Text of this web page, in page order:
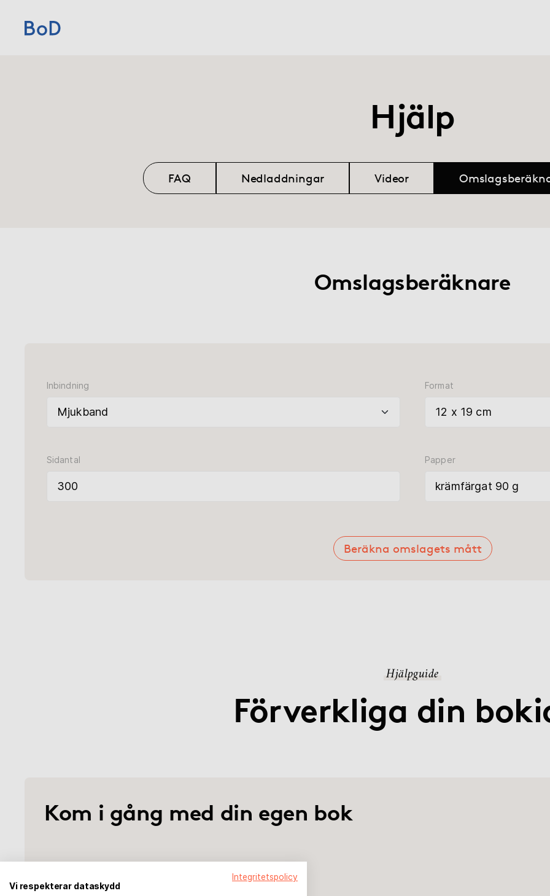
Hjälp
FAQ Nedladdningar Videor
Omslagsberäknare
Inbindning Format
Sidantal Papper
Beräkna omslagets mått
Hjälpguide
Förverkliga din
Kom i gång med din egen bok
Integritetspolicy
Vi respekterar dataskydd